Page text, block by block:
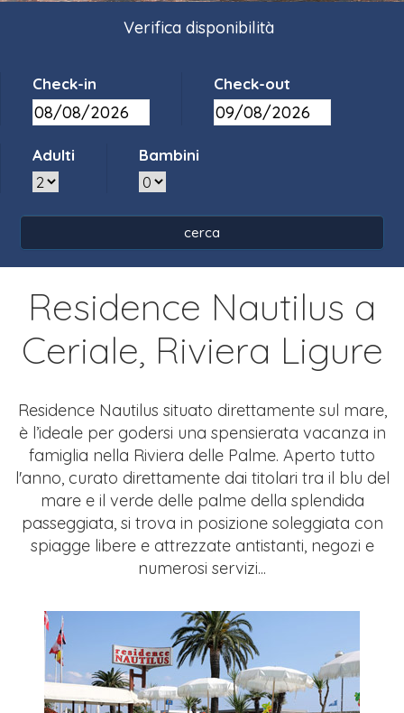
Verifica disponibilità
Check-in Check-out
Adulti Bambini
Residence Nautilus a
Ceriale, Riviera Ligure
Residence Nautilus situato direttamente sul mare,
è l’ideale per godersi una spensierata vacanza in
famiglia nella Riviera delle Palme. Aperto tutto
l'anno, curato direttamente dai titolari tra il blu del
mare e il verde delle palme della splendida
passeggiata,si trova in posizione soleggiata con
spiagge libere e attrezzate antistanti, negozi e
numerosi servizi...